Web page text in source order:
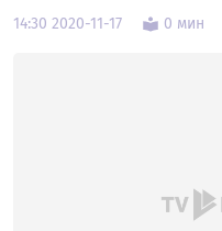
14:30 2020-11-17 0 мин